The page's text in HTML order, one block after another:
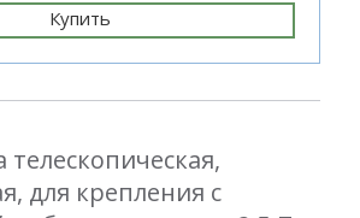
Купить
телескопическая,
для крепления с